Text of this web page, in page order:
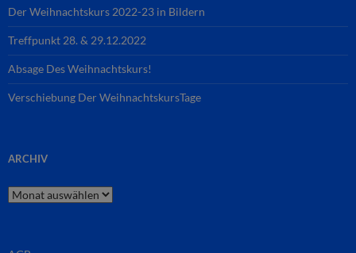
Der Weihnachtskurs 2022-23 in Bildern
Treffpunkt 28. & 29.12.2022
Absage Des Weihnachtskurs!
Verschiebung Der WeihnachtskursTage
ARCHIV
Archiv